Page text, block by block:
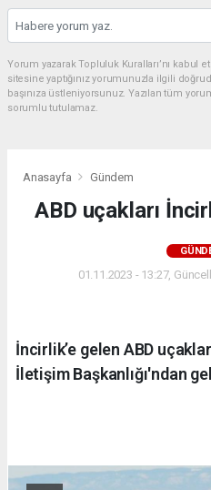
Yorum yazarak Topluluk Kuralları’nı kabul
sitesine yaptığınız yorumunuzla ilgili
başınıza üstleniyorsunuz. Yazılan tüm
sorumlu tutulamaz.
Anasayfa Gündem
ABD uçakları
01.11.2023 - 13:27,
İncirlik’e gelen ABD
İletişim Başkanlığı'ndan